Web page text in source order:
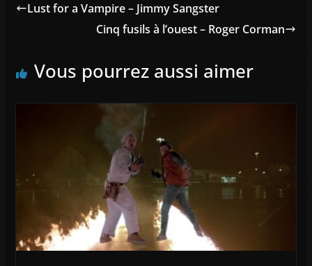
Lust for a Vampire – Jimmy Sangster
Cinq fusils à l’ouest – Roger Corman
Vous pourrez aussi aimer